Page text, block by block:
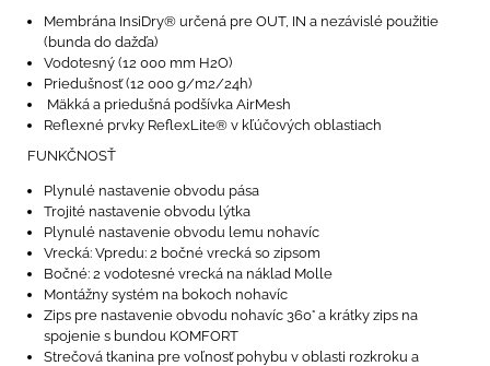
Membrána InsiDry® určená pre OUT, IN a nezávislé použitie
(bunda do dažďa)
Vodotesný (12 000 mm H2O)
Priedušnosť (12 000 g/m2/24h)
Mäkká a priedušná podšívka AirMesh
Reflexné prvky ReflexLite® v kľúčových oblastiach
FUNKČNOSŤ
Plynulé nastavenie obvodu pása
Trojité nastavenie obvodu lýtka
Plynulé nastavenie obvodu lemu nohavíc
Vrecká: Vpredu: 2 bočné vrecká so zipsom
Bočné: 2 vodotesné vrecká na náklad Molle
Montážny systém na bokoch nohavíc
Zips pre nastavenie obvodu nohavíc 360° a krátky zips na
spojenie s bundou KOMFORT
Strečová tkanina pre voľnosť pohybu v oblasti rozkroku a